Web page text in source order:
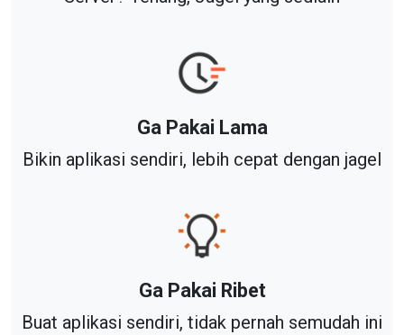
Ga Pakai Lama
Bikin aplikasi sendiri, lebih cepat dengan jagel
Ga Pakai Ribet
Buat aplikasi sendiri, tidak pernah semudah ini